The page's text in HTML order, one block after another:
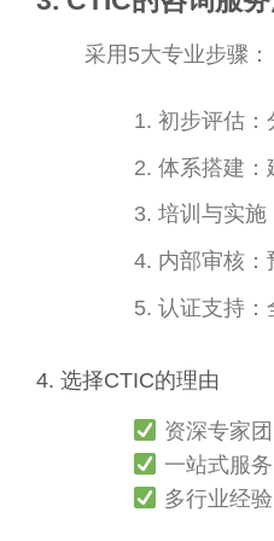
采用5大专业步骤：
初步评估：
体系搭建：
培训与实施
内部审核：
认证支持：
4. 选择CTIC的理由
资深专家团
一站式服务
多行业经验